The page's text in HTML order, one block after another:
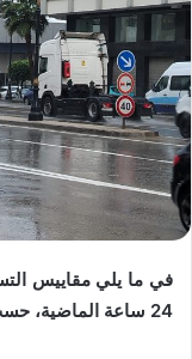
في ما يلي مقاييس
24 ساعة الماضية، حسب المديرية العامة للأرصاد الجوية :